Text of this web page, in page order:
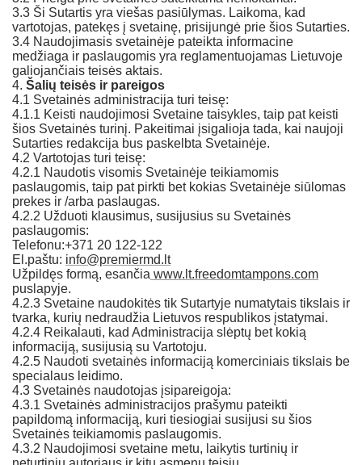
3.3 Ši Sutartis yra viešas pasiūlymas. Laikoma, kad
vartotojas, patekęs į svetainę, prisijungė prie šios Sutarties.
3.4 Naudojimasis svetainėje pateikta informacine
medžiaga ir paslaugomis yra reglamentuojamas Lietuvoje
galiojančiais teisės aktais.
4. Šalių teisės ir pareigos
4.1 Svetainės administracija turi teisę:
4.1.1 Keisti naudojimosi Svetaine taisykles, taip pat keisti
šios Svetainės turinį. Pakeitimai įsigalioja tada, kai naujoji
Sutarties redakcija bus paskelbta Svetainėje.
4.2 Vartotojas turi teisę:
4.2.1 Naudotis visomis Svetainėje teikiamomis
paslaugomis, taip pat pirkti bet kokias Svetainėje siūlomas
prekes ir /arba paslaugas.
4.2.2 Užduoti klausimus, susijusius su Svetainės
paslaugomis:
Telefonu:+371 20 122-122
El.paštu: info@premiermd.lt
Užpildęs formą, esančia www.lt.freedomtampons.com
puslapyje.
4.2.3 Svetaine naudokitės tik Sutartyje numatytais tikslais ir
tvarka, kurių nedraudžia Lietuvos respublikos įstatymai.
4.2.4 Reikalauti, kad Administracija slėptų bet kokią
informaciją, susijusią su Vartotoju.
4.2.5 Naudoti svetainės informaciją komerciniais tikslais be
specialaus leidimo.
4.3 Svetainės naudotojas įsipareigoja:
4.3.1 Svetainės administracijos prašymu pateikti
papildomą informaciją, kuri tiesiogiai susijusi su šios
Svetainės teikiamomis paslaugomis.
4.3.2 Naudojimosi svetaine metu, laikytis turtinių ir